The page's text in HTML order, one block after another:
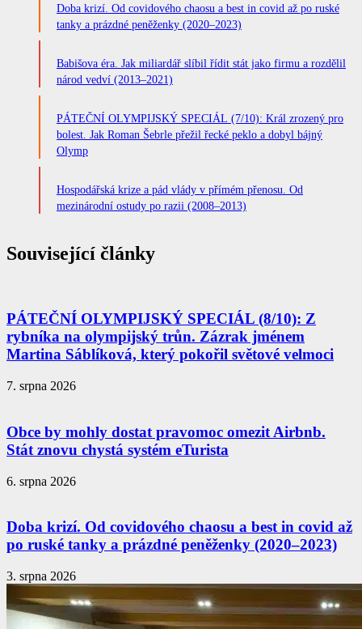
Doba krizí. Od covidového chaosu a best in covid až po ruské
tanky a prázdné peněženky (2020–2023)
Babišova éra. Jak miliardář slíbil řídit stát jako firmu a rozdělil
národ vedví (2013–2021)
PÁTEČNÍ OLYMPIJSKÝ SPECIÁL (7/10): Král zrozený pro
bolest. Jak Roman Šebrle přežil řecké peklo a dobyl bájný
Olymp
Hospodářská krize a pád vlády v přímém přenosu. Od
mezinárodní ostudy po razii (2008–2013)
Související články
PÁTEČNÍ OLYMPIJSKÝ SPECIÁL (8/10): Z
rybníka na olympijský trůn. Zázrak jménem
Martina Sáblíková, který pokořil světové velmoci
7. srpna 2026
Obce by mohly dostat pravomoc omezit Airbnb.
Stát znovu chystá systém eTurista
6. srpna 2026
Doba krizí. Od covidového chaosu a best in covid až
po ruské tanky a prázdné peněženky (2020–2023)
3. srpna 2026